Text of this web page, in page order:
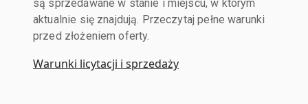
są sprzedawane w stanie i miejscu, w którym
aktualnie się znajdują. Przeczytaj pełne warunki
przed złożeniem oferty.
Warunki licytacji i sprzedaży